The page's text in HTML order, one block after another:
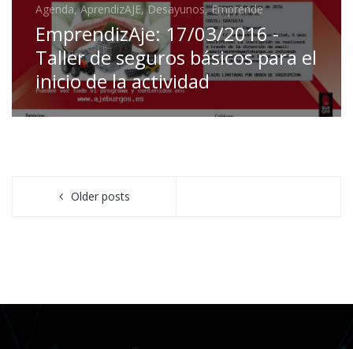
Agenda, AprendizAJE, Desayunos, Emprende
EmprendizAje: 17/03/2016 -
Taller de seguros básicos para el
inicio de la actividad
Older posts